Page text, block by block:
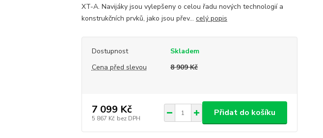
XT-A. Navijáky jsou vylepšeny o celou řadu nových technologií a
konstrukčních prvků, jako jsou přev... celý popis
Dostupnost
Skladem
Cena před slevou
8 909 Kč
7 099 Kč
5 867 Kč bez DPH
Přidat do košíku